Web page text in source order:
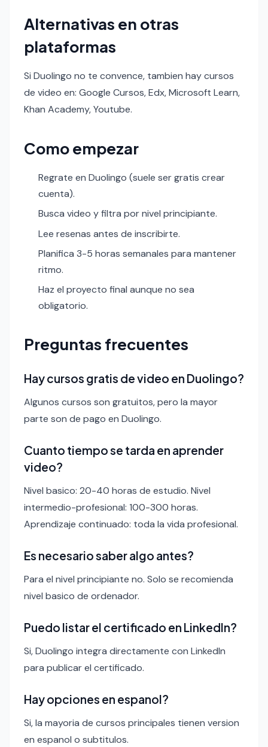
Alternativas en otras
plataformas
Si Duolingo no te convence, tambien hay cursos
de video en: Google Cursos, Edx, Microsoft Learn,
Khan Academy, Youtube.
Como empezar
Regrate en Duolingo (suele ser gratis crear
cuenta).
Busca video y filtra por nivel principiante.
Lee resenas antes de inscribirte.
Planifica 3-5 horas semanales para mantener
ritmo.
Haz el proyecto final aunque no sea
obligatorio.
Preguntas frecuentes
Hay cursos gratis de video en Duolingo?
Algunos cursos son gratuitos, pero la mayor
parte son de pago en Duolingo.
Cuanto tiempo se tarda en aprender
video?
Nivel basico: 20-40 horas de estudio. Nivel
intermedio-profesional: 100-300 horas.
Aprendizaje continuado: toda la vida profesional.
Es necesario saber algo antes?
Para el nivel principiante no. Solo se recomienda
nivel basico de ordenador.
Puedo listar el certificado en LinkedIn?
Si, Duolingo integra directamente con LinkedIn
para publicar el certificado.
Hay opciones en espanol?
Si, la mayoria de cursos principales tienen version
en espanol o subtitulos.